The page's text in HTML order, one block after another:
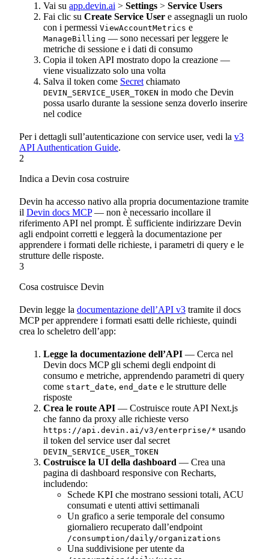
Vai su app.devin.ai > Settings > Service Users
Fai clic su Create Service User e assegnagli un ruolo
con i permessi ViewAccountMetrics e
ManageBilling — sono necessari per leggere le
metriche di sessione e i dati di consumo
Copia il token API mostrato dopo la creazione —
viene visualizzato solo una volta
Salva il token come Secret chiamato
DEVIN_SERVICE_USER_TOKEN in modo che Devin
possa usarlo durante la sessione senza doverlo inserire
nel codice
Per i dettagli sull’autenticazione con service user, vedi la v3
API Authentication Guide.
2
Indica a Devin cosa costruire
Devin ha accesso nativo alla propria documentazione tramite
il Devin docs MCP— non è necessario incollare il
riferimento API nel prompt. È sufficiente indirizzare Devin
agli endpoint corretti e leggerà la documentazione per
apprendere i formati delle richieste, i parametri di query e le
strutture delle risposte.
3
Cosa costruisce Devin
Devin legge la documentazione dell’API v3 tramite il docs
MCP per apprendere i formati esatti delle richieste, quindi
crea lo scheletro dell’app:
Legge la documentazione dell’API — Cerca nel
Devin docs MCP gli schemi degli endpoint di
consumo e metriche, apprendendo parametri di query
come start_date, end_date e le strutture delle
risposte
Crea le route API — Costruisce route API Next.js
che fanno da proxy alle richieste verso
https://api.devin.ai/v3/enterprise/* usando
il token del service user dal secret
DEVIN_SERVICE_USER_TOKEN
Costruisce la UI della dashboard — Crea una
pagina di dashboard responsive con Recharts,
includendo:
Schede KPI che mostrano sessioni totali, ACU
consumati e utenti attivi settimanali
Un grafico a serie temporale del consumo
giornaliero recuperato dall’endpoint
/consumption/daily/organizations
Una suddivisione per utente da